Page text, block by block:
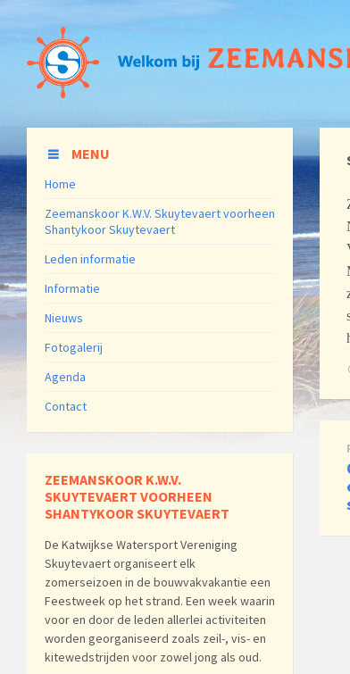
MENU
Home
Zeemanskoor K.W.V. Skuytevaert voorheen
Shantykoor Skuytevaert
Leden informatie
Informatie
Nieuws
Fotogalerij
Agenda
Contact
ZEEMANSKOOR K.W.V.
SKUYTEVAERT VOORHEEN
SHANTYKOOR SKUYTEVAERT
De Katwijkse Watersport Vereniging
Skuytevaert organiseert elk
zomerseizoen in de bouwvakvakantie een
Feestweek op het strand. Een week waarin
voor en door de leden allerlei activiteiten
worden georganiseerd zoals zeil-, vis- en
kitewedstrijden voor zowel jong als oud.